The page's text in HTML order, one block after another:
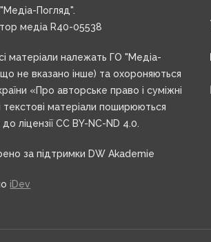
Погляд".
медіа R40-05538
матеріали належать ГО "Медіа-
не вказано інше) та охороняються
«Про авторське право і суміжні
текстові матеріали поширюються
ліцензії CC BY-NC-ND 4.0.
за підтримки DW Akademie
iDev